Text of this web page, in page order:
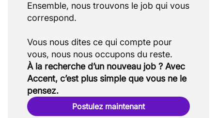
Ensemble, nous trouvons le job qui vous
correspond.
Vous nous dites ce qui compte pour
À la recherche d’un nouveau job ? Avec
Accent, c’est plus simple que vous ne le
pensez.
Postulez maintenant